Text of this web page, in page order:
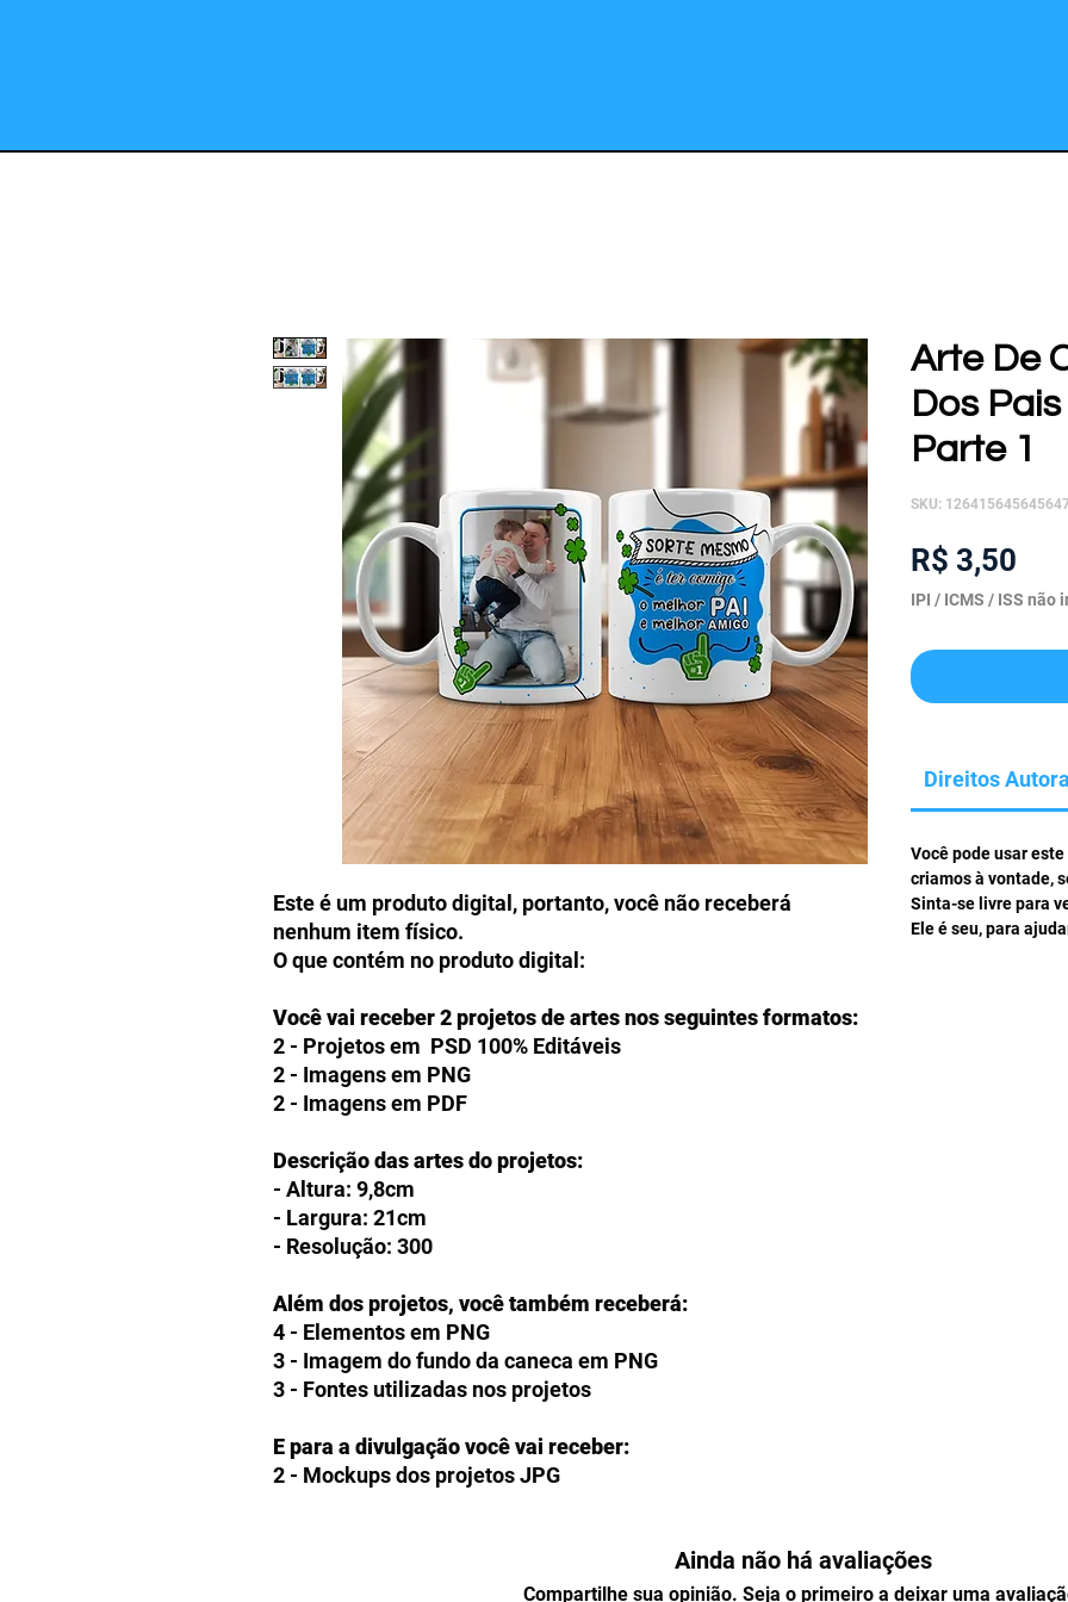
Este é um produto digital, portanto, você não receberá
nenhum item físico.
O que contém no produto digital:
Você vai receber 2 projetos de artes nos seguintes formatos:
2 - Projetos em PSD 100% Editáveis
2 - Imagens em PNG
2 - Imagens em PDF
Descrição das artes do projetos:
- Altura: 9,8cm
- Largura: 21cm
- Resolução: 300
Além dos projetos, você também receberá:
4 - Elementos em PNG
3 - Imagem do fundo da caneca em PNG
3 - Fontes utilizadas nos projetos
E para a divulgação você vai receber:
2 - Mockups dos projetos JPG
Os clientes receberão links para fazer o download de seus
produtos digitais na página de agradecimento do checkout e
Arte De
Dos
Parte 1
SKU:
R$ 3,50
IPI / ICMS / ISS não
Direitos
Você pode usar
criamos à vontade,
Sinta-se livre para
Ele é seu, para
Ainda não há avaliações
Compartilhe sua opinião. Seja o primeiro a deixar uma